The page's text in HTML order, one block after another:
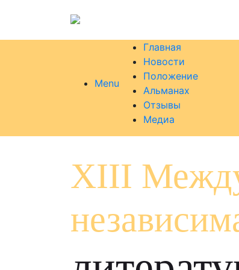
Menu
Главная
Новости
Положение
Альманах
Отзывы
Медиа
XIII